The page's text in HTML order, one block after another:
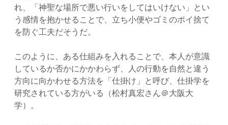
れ、「神聖な場所で悪い行いをしてはいけない」とい
う感情を抱かせることで、立ち小便やゴミのポイ捨て
を防ぐ工夫だそうだ。
このように、ある仕組みを入れることで、本人が意識
しているか否かにかかわらず、人の行動を自然と違う
方向に向かわせる方法を「仕掛け」と呼び、仕掛学を
研究されている方がいる（松村真宏さん＠大阪大
学）。